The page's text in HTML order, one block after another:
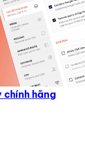
chính hãng